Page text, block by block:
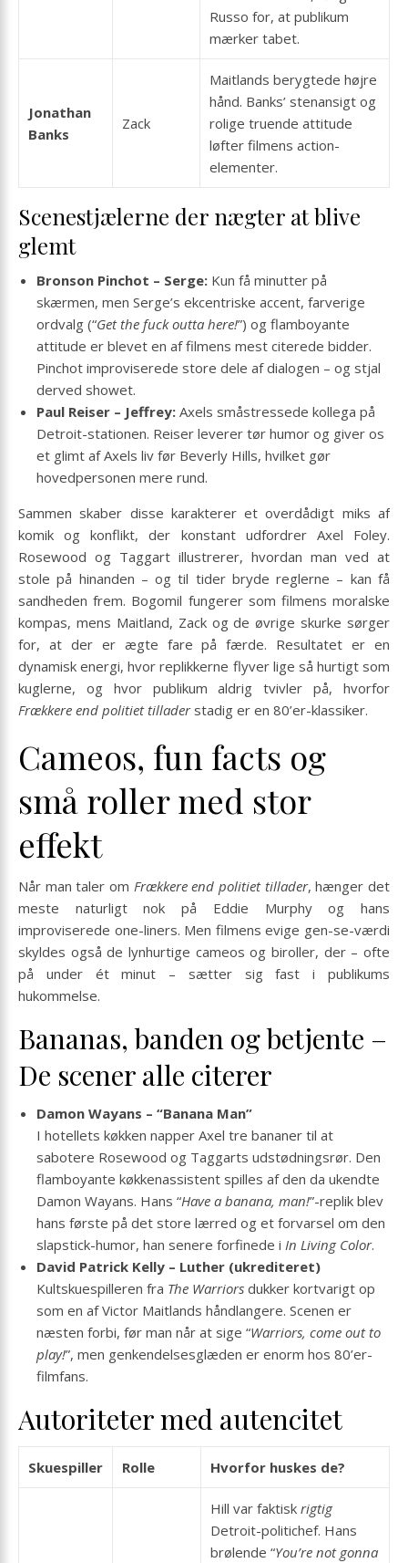
Russo for, at publikum
mærker tabet.
Jonathan
Banks
Zack
Maitlands berygtede højre
hånd. Banks’ stenansigt og
rolige truende attitude
løfter filmens action-
elementer.
Scenestjælerne der nægter at blive
glemt
Bronson Pinchot – Serge: Kun få minutter på
skærmen, men Serge’s ekcentriske accent, farverige
ordvalg (“Get the fuck outta here!”) og flamboyante
attitude er blevet en af filmens mest citerede bidder.
Pinchot improviserede store dele af dialogen – og stjal
derved showet.
Paul Reiser – Jeffrey: Axels småstressede kollega på
Detroit-stationen. Reiser leverer tør humor og giver os
et glimt af Axels liv før Beverly Hills, hvilket gør
hovedpersonen mere rund.
Sammen skaber disse karakterer et overdådigt miks af
komik og konflikt, der konstant udfordrer Axel Foley.
Rosewood og Taggart illustrerer, hvordan man ved at
stole på hinanden – og til tider bryde reglerne – kan få
sandheden frem. Bogomil fungerer som filmens moralske
kompas, mens Maitland, Zack og de øvrige skurke sørger
for, at der er ægte fare på færde. Resultatet er en
dynamisk energi, hvor replikkerne flyver lige så hurtigt som
kuglerne, og hvor publikum aldrig tvivler på, hvorfor
Frækkere end politiet tilladerstadig er en 80’er-klassiker.
Cameos, fun facts og
små roller med stor
effekt
Når man taler om Frækkere end politiet tillader, hænger det
meste naturligt nok på Eddie Murphy og hans
improviserede one-liners. Men filmens evige gen-se-værdi
skyldes også de lynhurtige cameos og biroller, der – ofte
på under ét minut – sætter sig fast i publikums
hukommelse.
Bananas, banden og betjente –
De scener alle citerer
Damon Wayans – “Banana Man”
I hotellets køkken napper Axel tre bananer til at
sabotere Rosewood og Taggarts udstødningsrør. Den
flamboyante køkkenassistent spilles af den da ukendte
Damon Wayans. Hans “Have a banana, man!”-replik blev
hans første på det store lærred og et forvarsel om den
slapstick-humor, han senere forfinede i In Living Color.
David Patrick Kelly – Luther (ukrediteret)
Kultskuespilleren fra The Warriors dukker kortvarigt op
som en af Victor Maitlands håndlangere. Scenen er
næsten forbi, før man når at sige “Warriors, come out to
play!”, men genkendelsesglæden er enorm hos 80’er-
filmfans.
Autoriteter med autencitet
Skuespiller Rolle Hvorfor huskes de?
Hill var faktisk rigtig
Detroit-politichef. Hans
brølende “You’re not gonna